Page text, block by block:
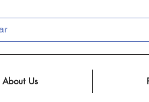
About Us